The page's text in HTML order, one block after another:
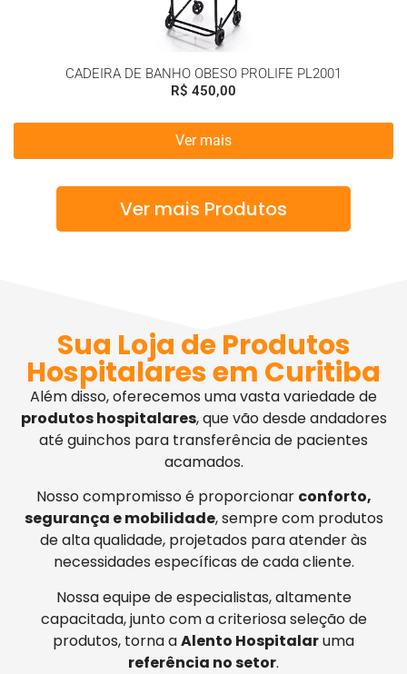
CADEIRA DE BANHO OBESO PROLIFE PL2001
R$ 450,00
Ver mais
Ver mais Produtos
Sua Loja de Produtos
Hospitalares em Curitiba
Além disso, oferecemos uma vasta variedade de
produtos hospitalares, que vão desde andadores
até guinchos para transferência de pacientes
acamados.
Nosso compromisso é proporcionar conforto,
segurança e mobilidade, sempre com produtos
de alta qualidade, projetados para atender às
necessidades específicas de cada cliente.
Nossa equipe de especialistas, altamente
capacitada, junto com a criteriosa seleção de
produtos, torna aAlento Hospitalaruma
referência no setor.